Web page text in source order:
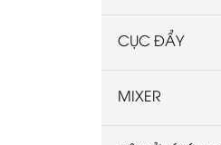
CỤC ĐẨY
MIXER